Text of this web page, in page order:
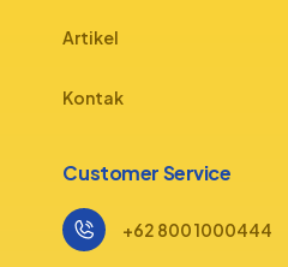
Artikel
Kontak
Customer Service
+62 800 1000444